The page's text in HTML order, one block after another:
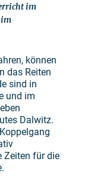
im
im
können
das Reiten
sind in
und im
Dalwitz.
Zeiten für die